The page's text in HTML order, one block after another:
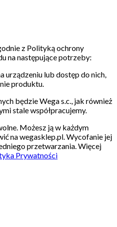
z Polityką ochrony
na następujące potrzeby:
urządzeniu lub dostęp do nich,
produktu.
będzie Wega s.c., jak również
stale współpracujemy.
Możesz ją w każdym
na wegasklep.pl. Wycofanie jej
przetwarzania. Więcej
Prywatności